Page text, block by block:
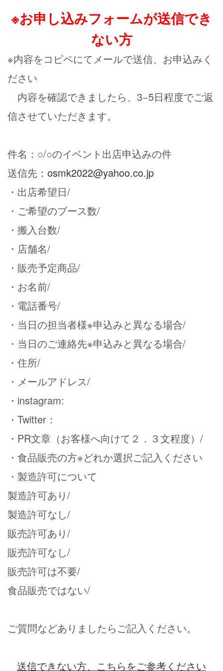
※お申し込みフォームが送信でき
ない方
※内容をコピペにてメールで送信、お申込みく
ださい
内容を確認できましたら、3−5日程度でご返
信させていただきます。
件名：○/○のイベント出店申込みの件
送信先： osmk2022@yahoo.co.jp
・出店希望日/
・ご希望のブース数/
・搬入台数/
・店舗名/
・販売予定商品/
・お名前/
・電話番号/
・当日の担当者様※申込みと異なる場合/
・当日のご連絡先※申込みと異なる場合/
・住所/
・メールアドレス/
・instagram:
・Twitter：
・PR文章（お客様へ向けて２．３文程度）/
・食品販売の方※どれか選択ご記入ください
・製造許可について
製造許可あり/
製造許可なし/
販売許可あり/
販売許可なし/
販売許可は不要/
食品販売ではない/
ご質問などありましたらご記入ください。
送信できない方、こちらをご参考ください